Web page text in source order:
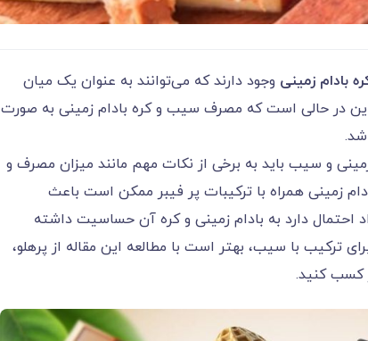
بادام زمینی وجود دارند که می‌‌‌‌‌‌‌‌‌‌‌‌‌‌‌‌‌‌‌‌‌‌‌‌‌‌‌‌‌‌‌‌‌‌‌‌‌‌‌‌‌‌توانند به عنوان یک میان
در حالی است که مصرف سیب و کره بادام زمینی به صورت
و سیب باید به برخی از نکات مهم مانند میزان مصرف و
زمینی همراه با ترکیبات پر فیبر ممکن است باعث
دارد به بادام زمینی و کره آن حساسیت داشته
ترکیب با سیب، بهتر است با مطالعه این مقاله از پرهلو،
کسب کنید.